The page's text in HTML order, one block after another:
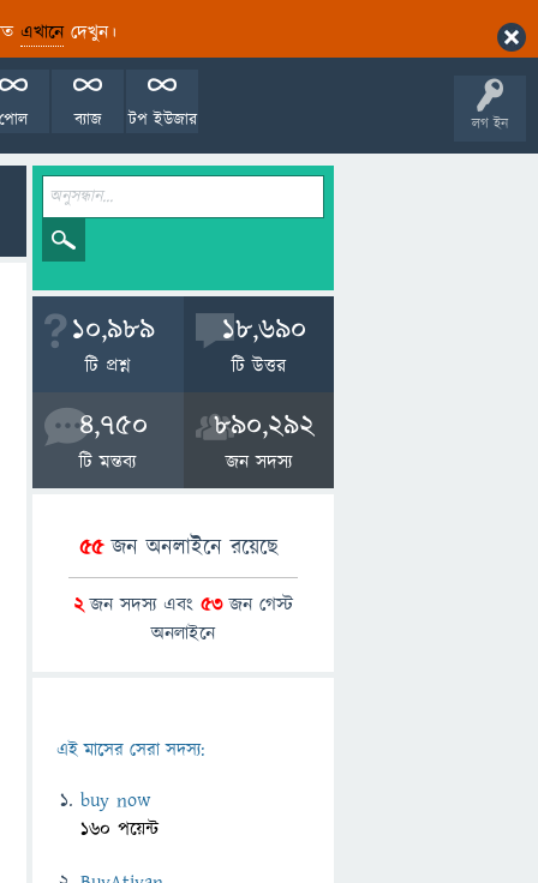
এখানেদেখুন।
লগ ইন
টপ ইউজার
ব্যাজ
পোল
10,989
টি প্রশ্ন
18,690
টি উত্তর
4,750
টি মন্তব্য
890,292
জন সদস্য
55জন অনলাইনে রয়েছে
2জন সদস্য এবং 53জন গেস্ট
অনলাইনে
এই মাসের সেরা সদস্য:
buy now
160 পয়েন্ট